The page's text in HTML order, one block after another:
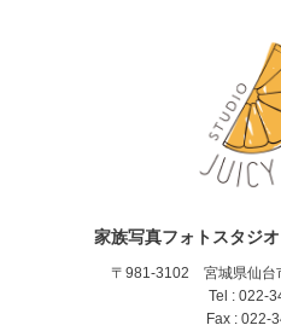
家族写真フォトスタジ
〒981-3102 宮城県仙台
Tel : 022-
Fax : 022-